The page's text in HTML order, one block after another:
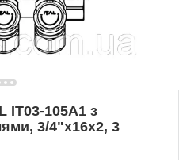
IT03-105A1 з
3/4"x16х2, 3